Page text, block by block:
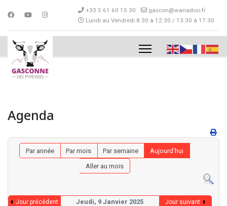
+33 5 61 60 15 30
gascon@wanadoo.fr
Lundi au Vendredi 8:30 à 12:30 / 13:30 à 17:30
Agenda
Par année Par mois Par semaine
Aujourd'hui
Aller au mois
Jour précédent Jeudi, 9 Janvier 2025 Jour suivant